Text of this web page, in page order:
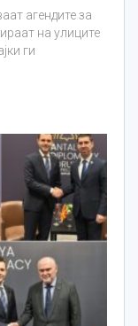
агендите за
на улиците
ги